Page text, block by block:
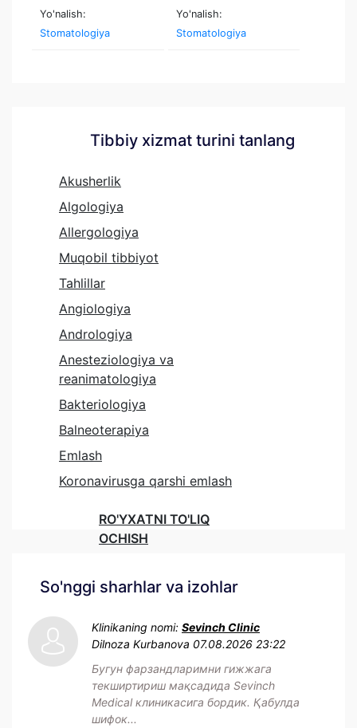
Yo'nalish:
Stomatologiya
Yo'nalish:
Stomatologiya
Tibbiy xizmat turini tanlang
Akusherlik
Algologiya
Allergologiya
Muqobil tibbiyot
Tahlillar
Angiologiya
Andrologiya
Anesteziologiya va
reanimatologiya
Bakteriologiya
Balneoterapiya
Emlash
Koronavirusga qarshi emlash
RO'YXATNI TO'LIQ
OCHISH
So'nggi sharhlar va izohlar
Klinikaning nomi: Sevinch Clinic
Dilnoza Kurbanova 07.08.2026 23:22
Бугун фарзандларимни гижжага
текширтириш мақсадида Sevinch
Medical клиникасига бордик. Қабулда
шифок...